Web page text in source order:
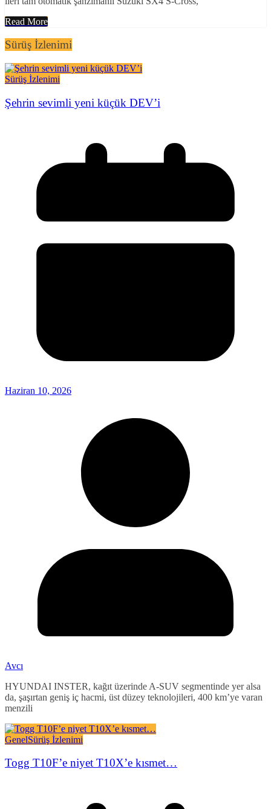
Read More
Sürüş İzlenimi
Sürüş İzlenimi
Şehrin sevimli yeni küçük DEV’i
Haziran 10, 2026
Avcı
HYUNDAI INSTER, kağıt üzerinde A-SUV segmentinde yer alsa
da, şaşırtan geniş iç hacmi, üst düzey teknolojileri, 400 km’ye varan
menzili
GenelSürüş İzlenimi
Togg T10F’e niyet T10X’e kısmet…